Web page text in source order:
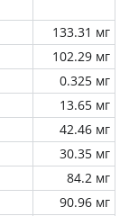
133.31 мг
102.29 мг
0.325 мг
13.65 мг
42.46 мг
30.35 мг
84.2 мг
90.96 мг